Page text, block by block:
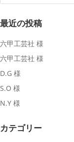
最近の投稿
六甲工芸社 様
六甲工芸社 様
D.G 様
S.O 様
N.Y 様
カテゴリー